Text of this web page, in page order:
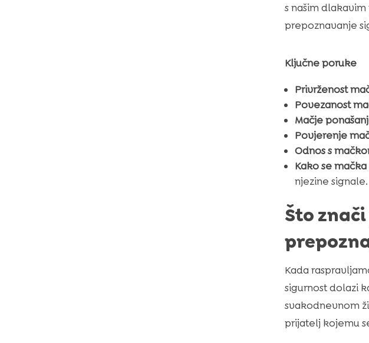
s našim
prepoznavanje
Ključne poruke
Privrženost
Povezanost
Mačje
Povjerenje
Odnos s
Kako se
njezine signale.
Što
Kada
sigurnost dolazi
svakodnevnom
prijatelj kojemu